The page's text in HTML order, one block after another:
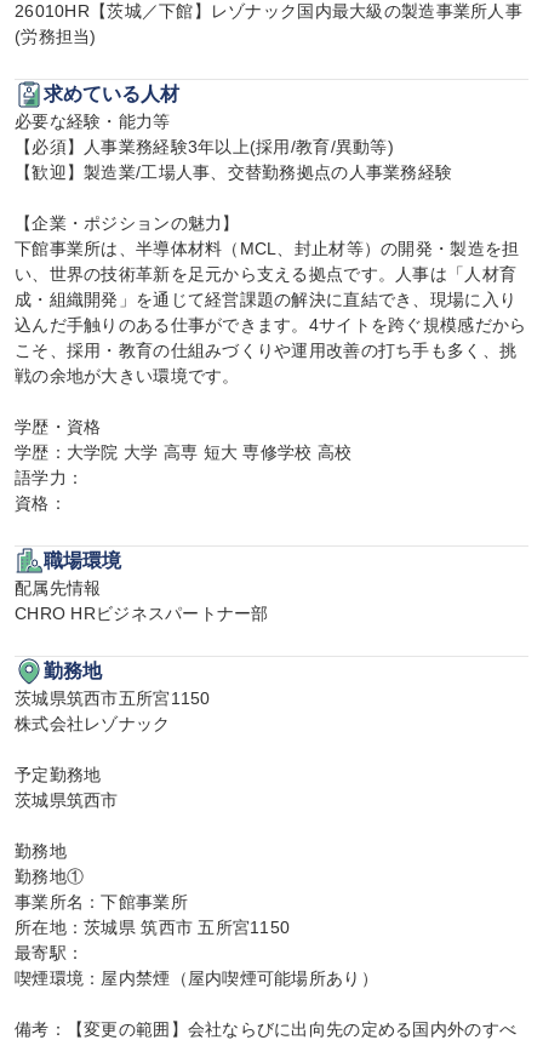
26010HR【茨城／下館】レゾナック国内最大級の製造事業所人事
(労務担当)
求めている人材
必要な経験・能力等
【必須】人事業務経験3年以上(採用/教育/異動等)
【歓迎】製造業/工場人事、交替勤務拠点の人事業務経験
【企業・ポジションの魅力】
下館事業所は、半導体材料（MCL、封止材等）の開発・製造を担
い、世界の技術革新を足元から支える拠点です。人事は「人材育
成・組織開発」を通じて経営課題の解決に直結でき、現場に入り
込んだ手触りのある仕事ができます。4サイトを跨ぐ規模感だから
こそ、採用・教育の仕組みづくりや運用改善の打ち手も多く、挑
戦の余地が大きい環境です。
学歴・資格
学歴：大学院 大学 高専 短大 専修学校 高校
語学力：
資格：
職場環境
配属先情報
CHRO HRビジネスパートナー部
勤務地
茨城県筑西市五所宮1150
株式会社レゾナック
予定勤務地
茨城県筑西市
勤務地
勤務地①
事業所名：下館事業所
所在地：茨城県 筑西市 五所宮1150
最寄駅：
喫煙環境：屋内禁煙（屋内喫煙可能場所あり）
備考：【変更の範囲】会社ならびに出向先の定める国内外のすべ